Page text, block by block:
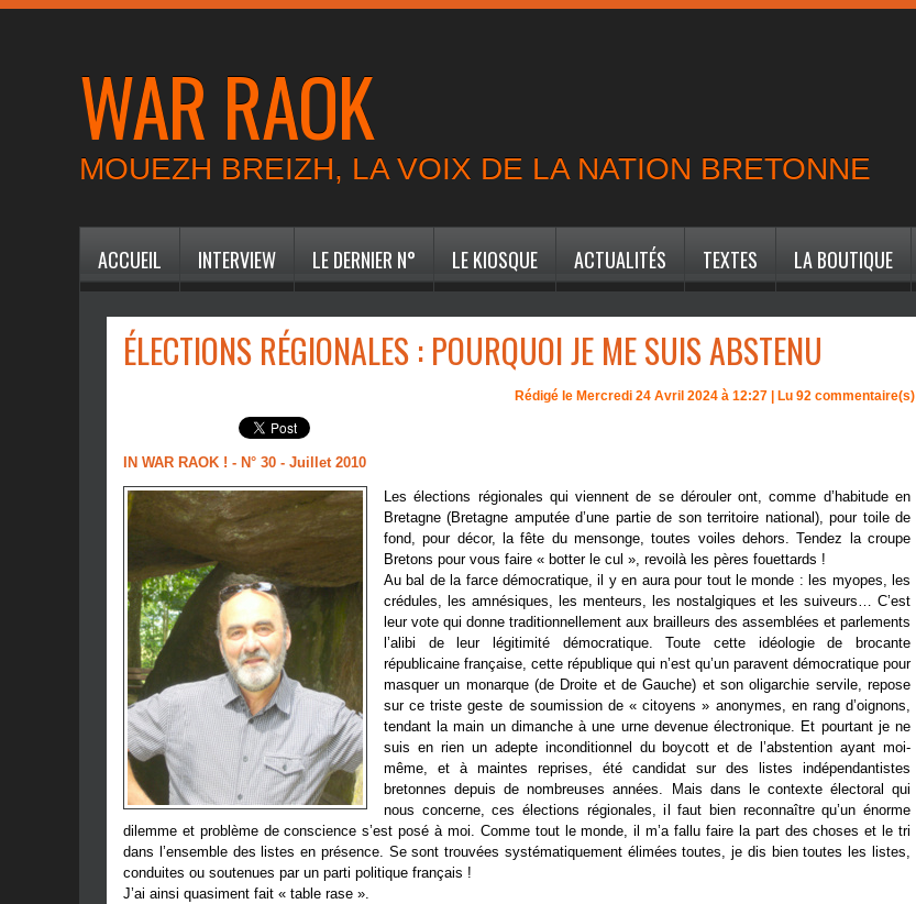
WAR RAOK
MOUEZH BREIZH, LA VOIX DE LA NATION BRETONNE
ACCUEIL INTERVIEW LE DERNIER N° LE KIOSQUE ACTUALITÉS TEXTES LA BOUTIQUE
ÉLECTIONS RÉGIONALES : POURQUOI JE ME SUIS ABSTENU
Rédigé le Mercredi 24 Avril 2024 à 12:27 | Lu 92 commentaire(s)
IN WAR RAOK ! - N° 30 - Juillet 2010
Les élections régionales qui viennent de se dérouler ont, comme d’habitude en
Bretagne (Bretagne amputée d’une partie de son territoire national), pour toile de
fond, pour décor, la fête du mensonge, toutes voiles dehors. Tendez la croupe
Bretons pour vous faire « botter le cul », revoilà les pères fouettards !
Au bal de la farce démocratique, il y en aura pour tout le monde : les myopes, les
crédules, les amnésiques, les menteurs, les nostalgiques et les suiveurs… C’est
leur vote qui donne traditionnellement aux brailleurs des assemblées et parlements
l’alibi de leur légitimité démocratique. Toute cette idéologie de brocante
républicaine française, cette république qui n’est qu’un paravent démocratique pour
masquer un monarque (de Droite et de Gauche) et son oligarchie servile, repose
sur ce triste geste de soumission de « citoyens » anonymes, en rang d’oignons,
tendant la main un dimanche à une urne devenue électronique. Et pourtant je ne
suis en rien un adepte inconditionnel du boycott et de l’abstention ayant moi-
même, et à maintes reprises, été candidat sur des listes indépendantistes
bretonnes depuis de nombreuses années. Mais dans le contexte électoral qui
nous concerne, ces élections régionales, il faut bien reconnaître qu’un énorme
dilemme et problème de conscience s’est posé à moi. Comme tout le monde, il m’a fallu faire la part des choses et le tri
dans l’ensemble des listes en présence. Se sont trouvées systématiquement élimées toutes, je dis bien toutes les listes,
conduites ou soutenues par un parti politique français !
J’ai ainsi quasiment fait « table rase ».